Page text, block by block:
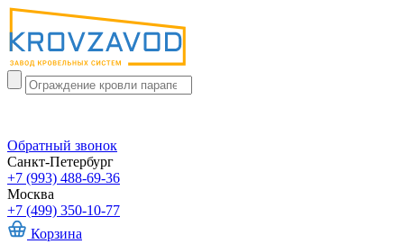
Обратный звонок
Санкт-Петербург
+7 (993) 488-69-36
Москва
+7 (499) 350-10-77
Корзина